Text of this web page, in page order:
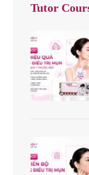
Tutor